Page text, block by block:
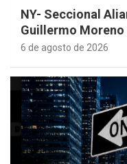
NY- Seccional
Guillermo
6 de agosto de 2026